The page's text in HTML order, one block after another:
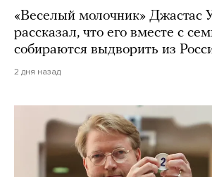
«Веселый молочник» Джастас
рассказал, что его вместе с
собираются выдворить из
2 дня назад